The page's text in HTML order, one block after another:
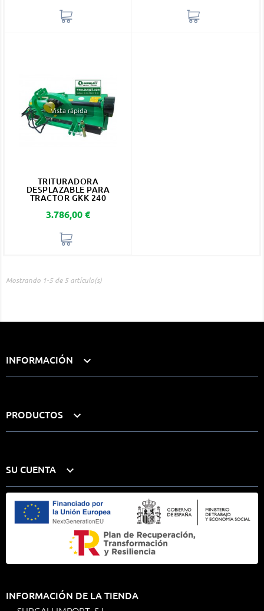
Vista rápida
TRITURADORA
DESPLAZABLE PARA
TRACTOR GKK 240
Precio
3.786,00 €
Mostrando 1-5 de 5 artículo(s)
INFORMACIÓN 
PRODUCTOS 
SU CUENTA 
INFORMACIÓN DE LA TIENDA